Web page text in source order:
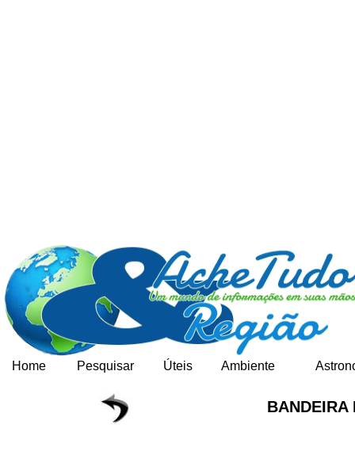
Home Pesquisar Úteis Ambiente
BANDEIRA